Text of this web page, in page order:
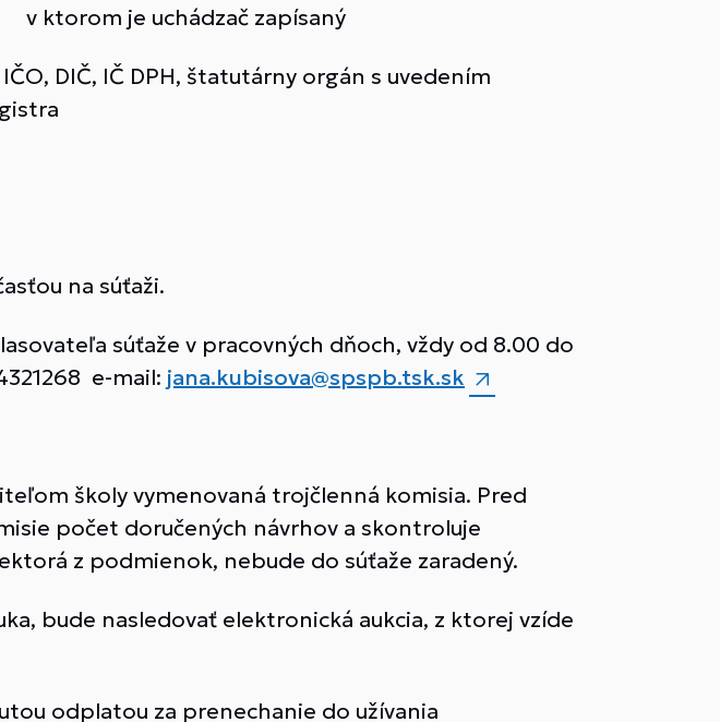
ktorom je uchádzač zapísaný
DIČ, IČ DPH, štatutárny orgán s uvedením
na súťaži.
súťaže v pracovných dňoch, vždy od 8.00 do
e-mail: jana.kubisova@spspb.tsk.sk
školy vymenovaná trojčlenná komisia. Pred
počet doručených návrhov a skontroluje
z podmienok, nebude do súťaže zaradený.
bude nasledovať elektronická aukcia, z ktorej vzíde
odplatou za prenechanie do užívania